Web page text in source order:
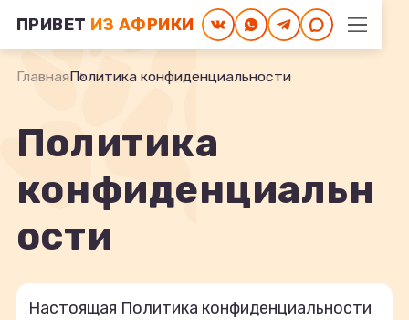
ПРИВЕТ ИЗ АФРИКИ
ГлавнаяПолитика конфиденциальности
Политика
конфиденциальн
ости
Настоящая Политика конфиденциальности